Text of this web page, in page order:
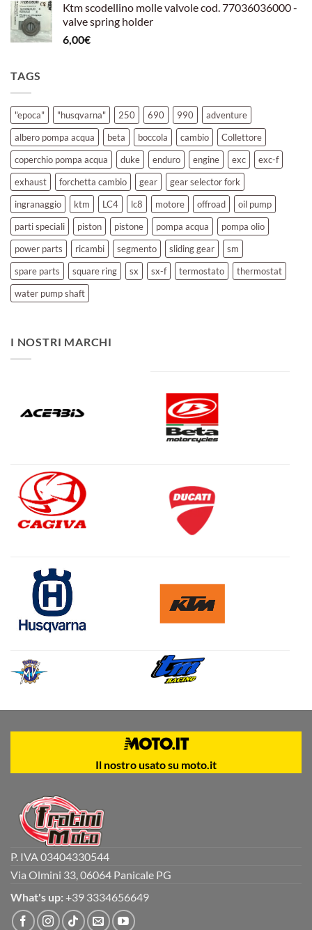
Ktm scodellino molle valvole cod. 77036036000 -
valve spring holder
6,00€
TAGS
"epoca" "husqvarna" 250 690 990
adventure
albero pompa acqua
beta boccola cambio
Collettore
coperchio pompa acqua
duke enduro engine exc
exc-f
exhaust
forchetta cambio gear
gear selector fork
ingranaggio
ktm LC4 lc8 motore offroad
oil pump
parti speciali
piston pistone pompa acqua
pompa olio
power parts
ricambi segmento sliding gear
sm
spare parts
square ring sx sx-f termostato
thermostat
water pump shaft
I NOSTRI MARCHI
Il nostro usato su moto.it
P. IVA 03404330544
Via Olmini 33, 06064 Panicale PG
What's up: +39 3334656649